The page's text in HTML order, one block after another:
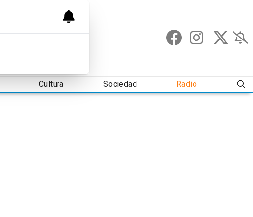
Cultura Sociedad Radio